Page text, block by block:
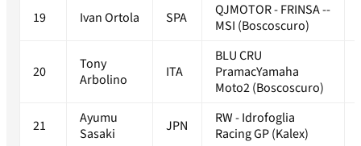
19 Ivan Ortola SPA
QJMOTOR - FRINSA --
MSI (Boscoscuro)
20
Tony
Arbolino
ITA
BLU CRU
PramacYamaha
Moto2 (Boscoscuro)
21
Ayumu
Sasaki
JPN
RW - Idrofoglia
Racing GP (Kalex)